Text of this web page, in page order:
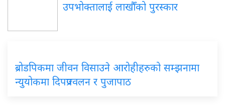
उपभोक्तालाई लाखौँको पुरस्कार
ब्रोडपिकमा जीवन विसाउने आरोहीहरुको सम्झनामा
न्युयोकमा दिपप्रज्वलन र पुजापाठ